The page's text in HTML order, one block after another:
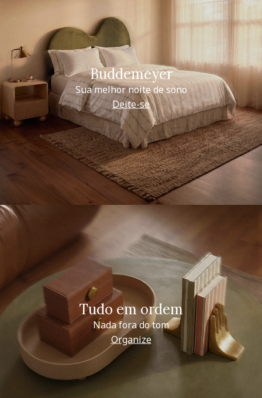
Buddemeyer
Sua melhor noite de sono
Deite-se
Tudo em ordem
Nada fora do tom
Organize